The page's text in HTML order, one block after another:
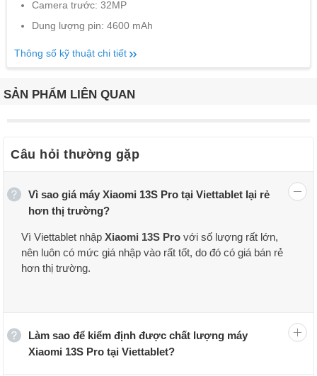
Camera trước: 32MP
Dung lượng pin: 4600 mAh
Thông số kỹ thuật chi tiết
SẢN PHẨM LIÊN QUAN
Câu hỏi thường gặp
Vì sao giá máy Xiaomi 13S Pro tại Viettablet lại rẻ
hơn thị trường?
Vì Viettablet nhậpXiaomi 13S Pro với số lượng rất lớn,
nên luôn có mức giá nhập vào rất tốt, do đó có giá bán rẻ
hơn thị trường.
Làm sao để kiểm định được chất lượng máy
Xiaomi 13S Pro tại Viettablet?